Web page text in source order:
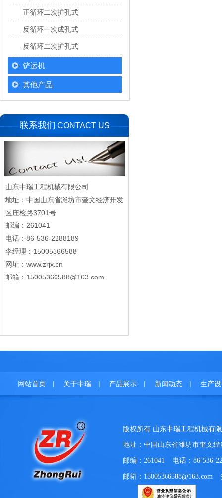
正循环二次扩孔式
反循环一次成孔式
反循环二次扩孔式
铲运机
其他产品
联系我们 CONTACT US
山东中瑞工程机械有限公司
地址：中国山东省潍坊市奎文经济开发
区庄检路3701号
邮编：261041
电话：86-536-2288189
李经理：15005366588
网址：www.zrjx.cn
邮箱：15005366588@163.com
网站首页 | 关于中瑞 | 产品展示 | 新闻动态 | 生产
版权所有 山东中瑞工程机械
地址：中国山东省潍坊市奎文经
邮编：261041 电话：86-536-
邮箱：15005366588@163.com